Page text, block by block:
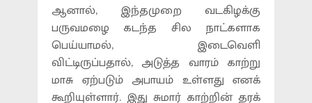
ஆனால், இந்தமுறை வடகிழக்கு
பருவமழை கடந்த சில நாட்களாக
பெய்யாமல், இடைவெளி
விட்டிருப்பதால், அடுத்த வாரம் காற்று
மாசு ஏற்படும் அபாயம் உள்ளது எனக்
கூறியுள்ளார். இது சுமார் காற்றின் தரக்